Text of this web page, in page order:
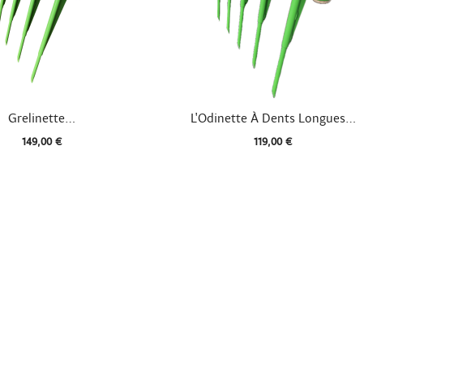
Aperçu rapide
Grelinette...
149,00 €
Aperçu rapide
L'Odinette À Dents Longues...
119,00 €